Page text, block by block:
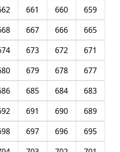
659
660
661
665
666
667
671
672
673
677
678
679
683
684
685
689
690
691
695
696
697